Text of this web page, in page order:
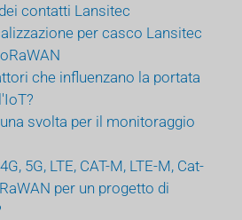
contatti Lansitec
per casco Lansitec
che influenzano la portata
svolta per il monitoraggio
5G, LTE, CAT-M, LTE-M, Cat-
per un progetto di